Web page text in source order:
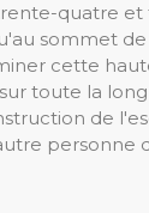
quatre
sommet
cette
toute la
de